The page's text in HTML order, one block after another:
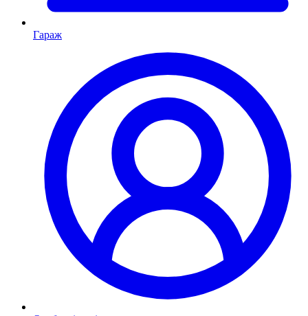
Гараж